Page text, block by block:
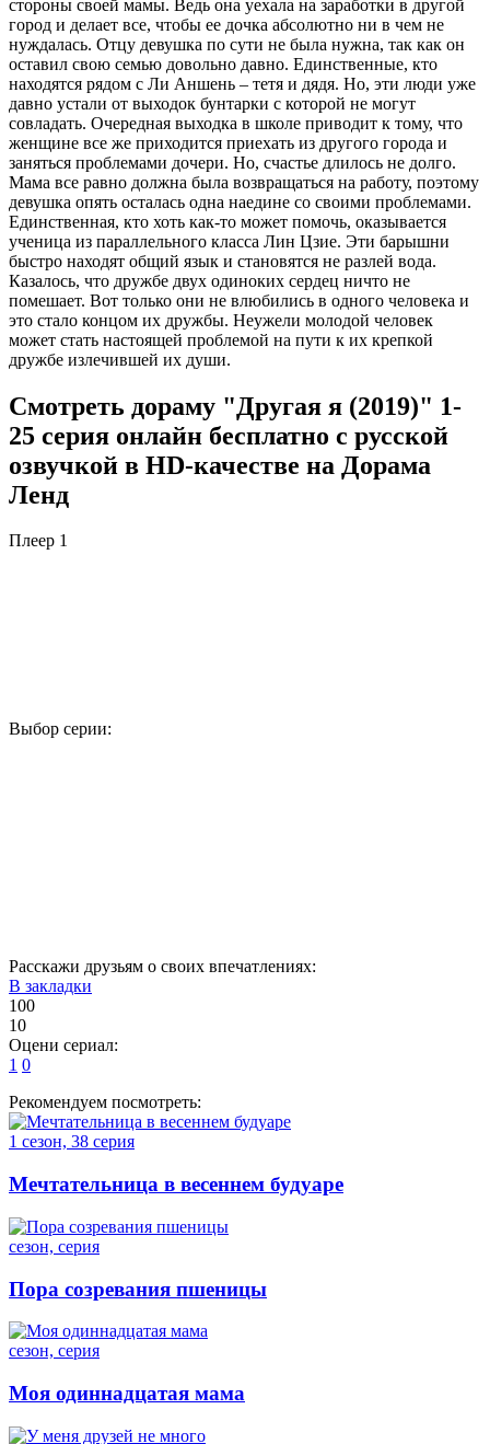
стороны своей мамы. Ведь она уехала на заработки в другой
город и делает все, чтобы ее дочка абсолютно ни в чем не
нуждалась. Отцу девушка по сути не была нужна, так как он
оставил свою семью довольно давно. Единственные, кто
находятся рядом с Ли Аншень – тетя и дядя. Но, эти люди уже
давно устали от выходок бунтарки с которой не могут
совладать. Очередная выходка в школе приводит к тому, что
женщине все же приходится приехать из другого города и
заняться проблемами дочери. Но, счастье длилось не долго.
Мама все равно должна была возвращаться на работу, поэтому
девушка опять осталась одна наедине со своими проблемами.
Единственная, кто хоть как-то может помочь, оказывается
ученица из параллельного класса Лин Цзие. Эти барышни
быстро находят общий язык и становятся не разлей вода.
Казалось, что дружбе двух одиноких сердец ничто не
помешает. Вот только они не влюбились в одного человека и
это стало концом их дружбы. Неужели молодой человек
может стать настоящей проблемой на пути к их крепкой
дружбе излечившей их души.
Смотреть дораму "Другая я (2019)" 1-
25 серия онлайн бесплатно с русской
озвучкой в HD-качестве на Дорама
Ленд
Плеер 1
Выбор серии:
Расскажи друзьям о своих впечатлениях:
В закладки
100
10
Оцени сериал:
1 0
Рекомендуем посмотреть:
1 сезон, 38 серия
Мечтательница в весеннем будуаре
сезон, серия
Пора созревания пшеницы
сезон, серия
Моя одиннадцатая мама